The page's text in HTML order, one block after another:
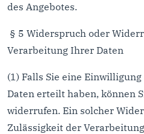
des Angebotes.
§ 5 Widerspruch oder
Verarbeitung Ihrer Daten
(1) Falls Sie eine
Daten erteilt haben, können
widerrufen. Ein solcher
Zulässigkeit der